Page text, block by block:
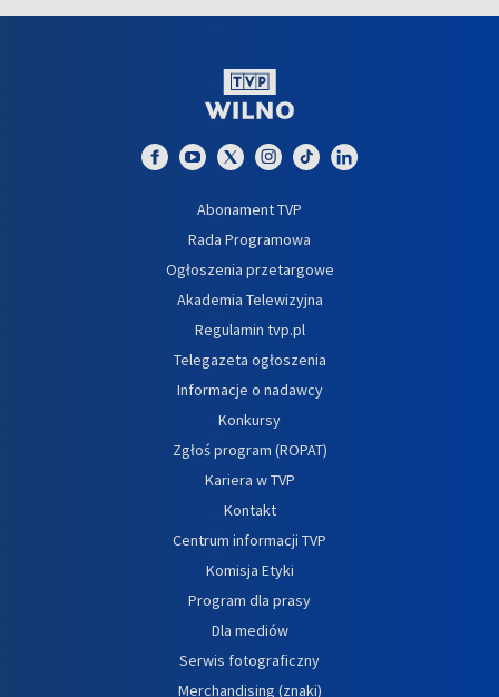
Abonament TVP
Rada Programowa
Ogłoszenia przetargowe
Akademia Telewizyjna
Regulamin tvp.pl
Telegazeta ogłoszenia
Informacje o nadawcy
Konkursy
Zgłoś program (ROPAT)
Kariera w TVP
Kontakt
Centrum informacji TVP
Komisja Etyki
Program dla prasy
Dla mediów
Serwis fotograficzny
Merchandising (znaki)